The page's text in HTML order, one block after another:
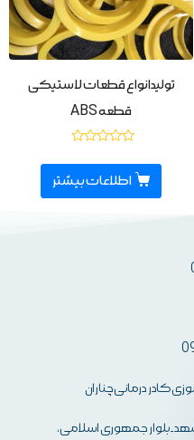
تولیدانواع قطعات لاستیکی
قطعه ABS
0
از
5
اطلاعات بیشتر
کادر درمانی چناران
بلوار جمهوری اسلامی،